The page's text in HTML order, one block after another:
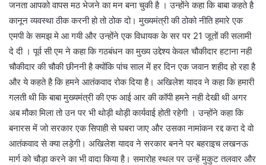
जनता आपको वापस मठ भेजने का मन बना चुकी है । उन्होंने कहा कि बाबा कहते है
कानून व्यवस्था ठीक करनी हो तो ठोक दो। मुख्यमंत्री की ठोको नीति हमारे एक
एमपी के समझ मे आ गयी और उन्होंने एक विधायक के सर पर 21 जूतों की सलामी
दे दी । पूर्व सी एम ने कहा कि गठबंधन का मुख्य उद्देश्य केवल चौकीदार हटाना नही
चौकीदार की चौकी छीननी है क्योंकि पांच साल में हर दिन एक जवान शहीद हो रहा है
और ये कहते है कि हमने आतंकवाद रोक दिया है। अखिलेश यादव ने कहा कि हमारी
गलती थी कि बाबा मुख्यमंत्री की एफ आई आर की कॉपी हमने नही देखी थी अगर
अब मौका मिला तो उन पर भी थोड़ी थोड़ी कार्यवाई होती रहेगी । उन्होंने कहा कि
बनारस में जो सरकार एक सिपाही से घबरा जाए और उसका नामांकन रद्द करा दे वो
आतंकवाद से क्या लड़ेगी। अखिलेश यादव ने सरकार बनने पर बहराइच लखनऊ
मार्ग को चौड़ा करने का भी वादा किया है। समारोह स्थल पर उन्हें मुकुट तलवार और